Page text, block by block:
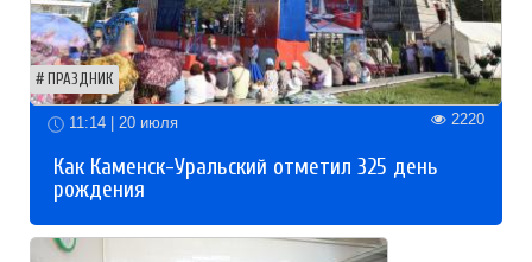
ПРАЗДНИК
11:14 | 20 июля 2220
Как Каменск-Уральский отметил 325 день
рождения